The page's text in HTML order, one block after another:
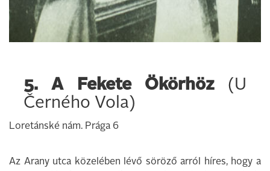
5. A Fekete Ökörhöz (U
Černého Vola)
Loretánské nám. Prága 6
Az Arany utca közelében lévő söröző arról híres, hogy a